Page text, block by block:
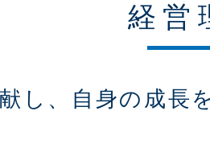
経営
し、自身の成長